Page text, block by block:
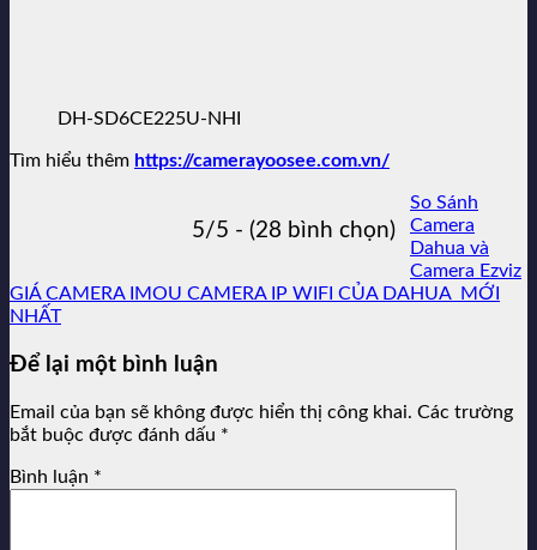
DH-SD6CE225U-NHI
Tìm hiểu thêm https://camerayoosee.com.vn/
5/5 - (28 bình chọn)
So Sánh
Camera
Dahua và
Camera Ezviz
GIÁ CAMERA IMOU CAMERA IP WIFI CỦA DAHUA MỚI
NHẤT
Để lại một bình luận
Email của bạn sẽ không được hiển thị công khai. Các trường
bắt buộc được đánh dấu *
Bình luận *